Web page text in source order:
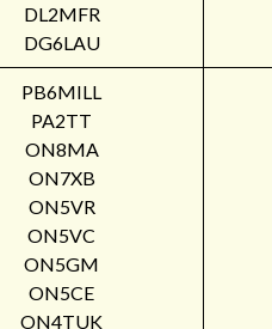
DL2MFR
DG6LAU
PB6MILL
PA2TT
ON8MA
ON7XB
ON5VR
ON5VC
ON5GM
ON5CE
ON4TUK